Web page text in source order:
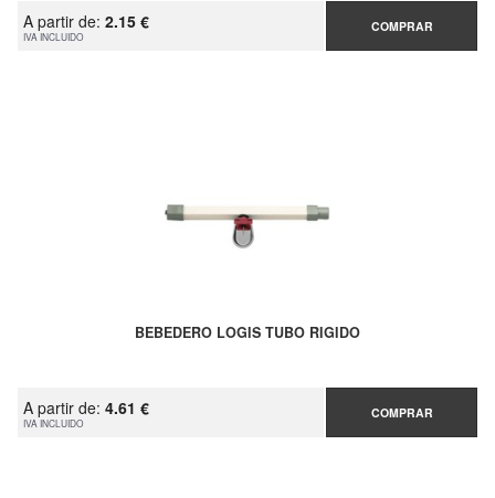
A partir de: 2.15 €
IVA INCLUIDO
COMPRAR
BEBEDERO LOGIS TUBO RIGIDO
A partir de: 4.61 €
IVA INCLUIDO
COMPRAR